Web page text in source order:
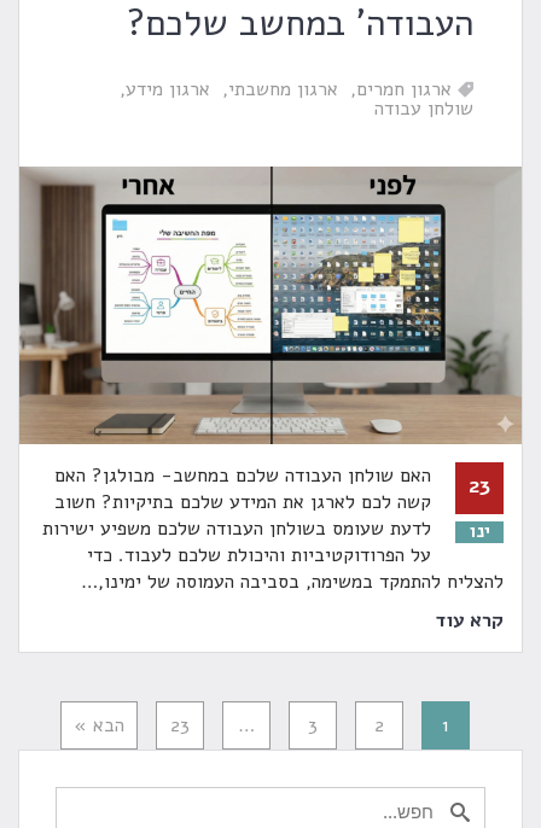
העבודה' במחשב שלכם?
ארגון חמרים ארגון מחשבתי ארגון מידע
שולחן עבודה
23
ינו
האם שולחן העבודה שלכם במחשב- מבולגן? האם
קשה לכם לארגן את המידע שלכם בתיקיות? חשוב
לדעת שעומס בשולחן העבודה שלכם משפיע ישירות
על הפרודוקטיביות והיכולת שלכם לעבוד. כדי
להצליח להתמקד במשימה, בסביבה העמוסה של ימינו,…
קרא עוד
1
2
3
…
23 הבא »